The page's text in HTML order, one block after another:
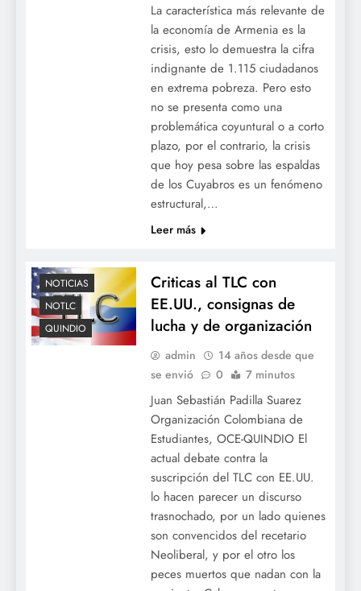
La característica más relevante de
la economía de Armenia es la
crisis, esto lo demuestra la cifra
indignante de 1.115 ciudadanos
en extrema pobreza. Pero esto
no se presenta como una
problemática coyuntural o a corto
plazo, por el contrario, la crisis
que hoy pesa sobre las espaldas
de los Cuyabros es un fenómeno
estructural,…
Leer más
NOTICIAS
NOTLC
QUINDIO
Criticas al TLC con
EE.UU., consignas de
lucha y de organización
admin
14 años desde que
se envió
0 7 minutos
Juan Sebastián Padilla Suarez
Organización Colombiana de
Estudiantes, OCE-QUINDIO El
actual debate contra la
suscripción del TLC con EE.UU.
lo hacen parecer un discurso
trasnochado, por un lado quienes
son convencidos del recetario
Neoliberal, y por el otro los
peces muertos que nadan con la